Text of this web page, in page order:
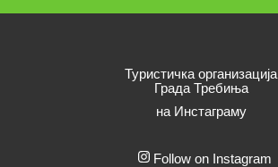
Туристичка организација
Града Требиња
на Инстаграму
Follow on Instagram